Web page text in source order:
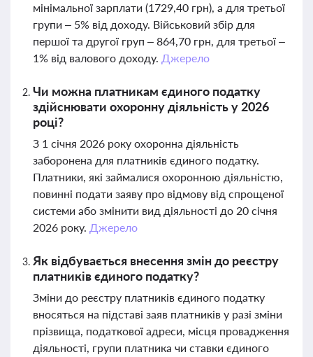
мінімальної зарплати (1729,40 грн), а для третьої
групи – 5% від доходу. Військовий збір для
першої та другої груп – 864,70 грн, для третьої –
1% від валового доходу. Джерело
Чи можна платникам єдиного податку
здійснювати охоронну діяльність у 2026
році?
З 1 січня 2026 року охоронна діяльність
заборонена для платників єдиного податку.
Платники, які займалися охоронною діяльністю,
повинні подати заяву про відмову від спрощеної
системи або змінити вид діяльності до 20 січня
2026 року. Джерело
Як відбувається внесення змін до реєстру
платників єдиного податку?
Зміни до реєстру платників єдиного податку
вносяться на підставі заяв платників у разі зміни
прізвища, податкової адреси, місця провадження
діяльності, групи платника чи ставки єдиного